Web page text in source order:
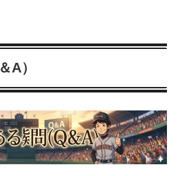
A）